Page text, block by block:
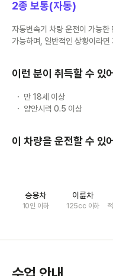
2종 보통(자동)
자동변속기 차량 운전이 가능한
가능하며, 일반적인 상황이라면
이런 분이 취득할 수 있
만 18세 이상
양안시력 0.5 이상
이 차량을 운전할 수 있
승용차
10인 이하
이륜차
125cc 이하